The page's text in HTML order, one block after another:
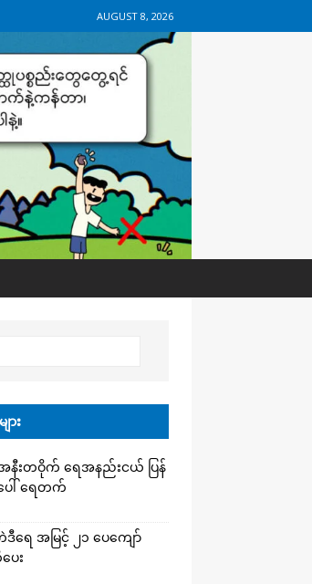
AUGUST 8, 2026
း
နီးတဝိုက် ရေအနည်းငယ် ပြန်
ပေါ် ရေတက်
ရေ အ​မြင့် ၂၁ ပေကျော်
း